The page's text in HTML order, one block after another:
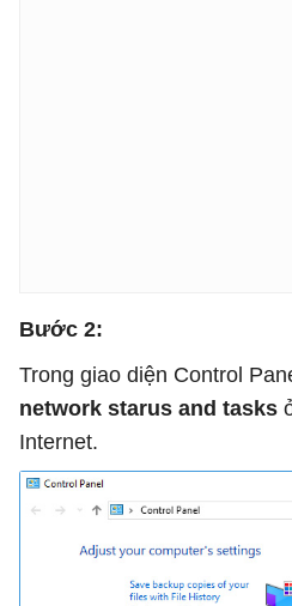
Bước 2:
Trong giao diện Control
network starus and tasks
Internet.